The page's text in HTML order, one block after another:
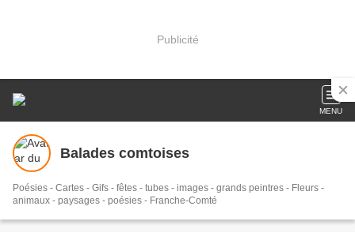
Publicité
MENU
Balades comtoises
Poésies - Cartes - Gifs - fêtes - tubes - images - grands peintres - Fleurs -
animaux - paysages - poésies - Franche-Comté